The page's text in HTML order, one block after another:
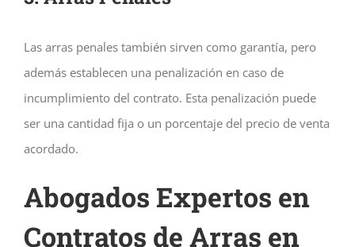
Las arras penales también sirven como garantía, pero
además establecen una penalización en caso de
incumplimiento del contrato. Esta penalización puede
ser una cantidad fija o un porcentaje del precio de venta
acordado.
Abogados Expertos en
Contratos de Arras en